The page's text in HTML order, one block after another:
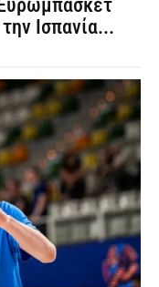
Ισπανία...